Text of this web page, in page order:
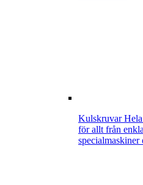
KulskruvarHela
för allt från
specialmaskiner